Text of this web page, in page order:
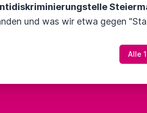
und was wir etwa gegen
Alle